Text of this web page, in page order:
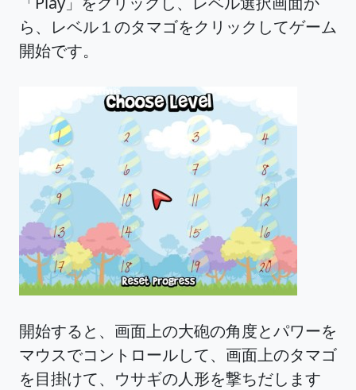
ら、レベル１のタマゴをクリックしてゲーム
開始です。
開始すると、画面上の大砲の角度とパワーを
マウスでコントロールして、画面上のタマゴ
を目掛けて、ウサギの人形を撃ちだします